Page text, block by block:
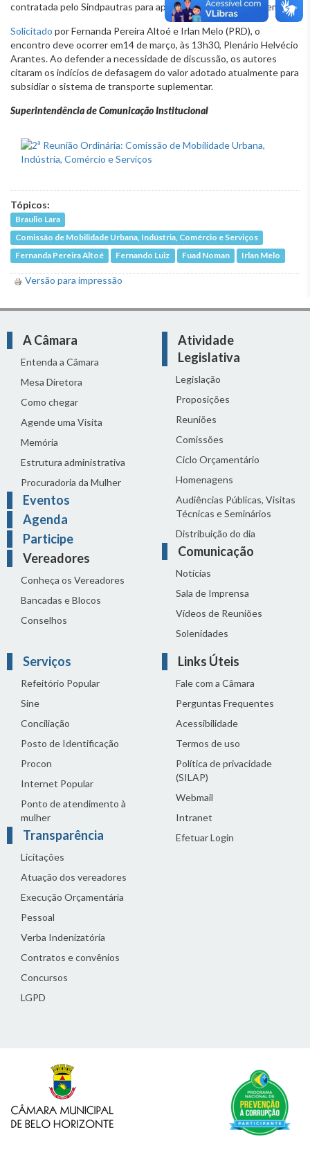
contratada pelo Sindpautras para apuração do custo do sistema.
Solicitado por Fernanda Pereira Altoé e Irlan Melo (PRD), o
encontro deve ocorrer em14 de março, às 13h30, Plenário Helvécio
Arantes. Ao defender a necessidade de discussão, os autores
citaram os indícios de defasagem do valor adotado atualmente para
subsidiar o sistema de transporte suplementar.
Superintendência de Comunicação Institucional
Tópicos:
Braulio Lara
Comissão de Mobilidade Urbana, Indústria, Comércio e Serviços
Fernanda Pereira Altoé
Fernando Luiz Fuad Noman Irlan Melo
Versão para impressão
A Câmara
Entenda a Câmara
Mesa Diretora
Como chegar
Agende uma Visita
Memória
Estrutura administrativa
Procuradoria da Mulher
Eventos
Agenda
Participe
Vereadores
Conheça os Vereadores
Bancadas e Blocos
Conselhos
Atividade
Legislativa
Legislação
Proposições
Reuniões
Comissões
Ciclo Orçamentário
Homenagens
Audiências Públicas, Visitas
Técnicas e Seminários
Distribuição do dia
Comunicação
Notícias
Sala de Imprensa
Vídeos de Reuniões
Solenidades
Serviços
Refeitório Popular
Sine
Conciliação
Posto de Identificação
Procon
Internet Popular
Ponto de atendimento à
mulher
Transparência
Licitações
Atuação dos vereadores
Execução Orçamentária
Pessoal
Verba Indenizatória
Contratos e convênios
Concursos
LGPD
Links Úteis
Fale com a Câmara
Perguntas Frequentes
Acessibilidade
Termos de uso
Política de privacidade
(SILAP)
Webmail
Intranet
Efetuar Login